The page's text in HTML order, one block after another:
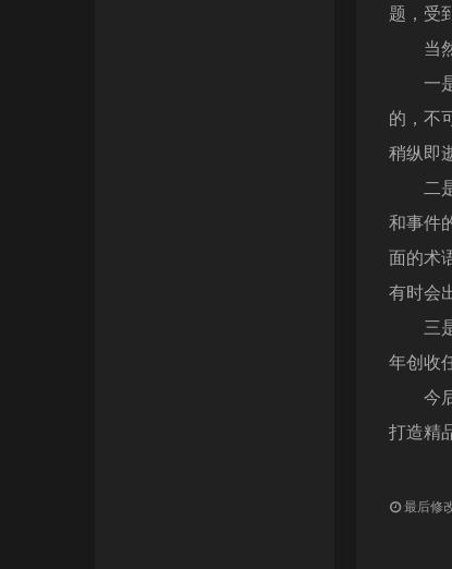
题，受
当然
一是
的，不
稍纵即
二是
和事件
面的术
有时会
三是
年创收
今后
打造精
最后修